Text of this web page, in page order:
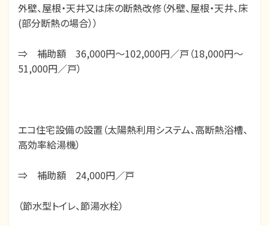
外壁、屋根・天井又は床の断熱改修（外壁、屋根・天井、床
(部分断熱の場合））
⇒ 補助額 36,000円～102,000円／戸（18,000円～
51,000円／戸）
エコ住宅設備の設置（太陽熱利用システム、高断熱浴槽、
高効率給湯機）
⇒ 補助額 24,000円／戸
（節水型トイレ、節湯水栓）